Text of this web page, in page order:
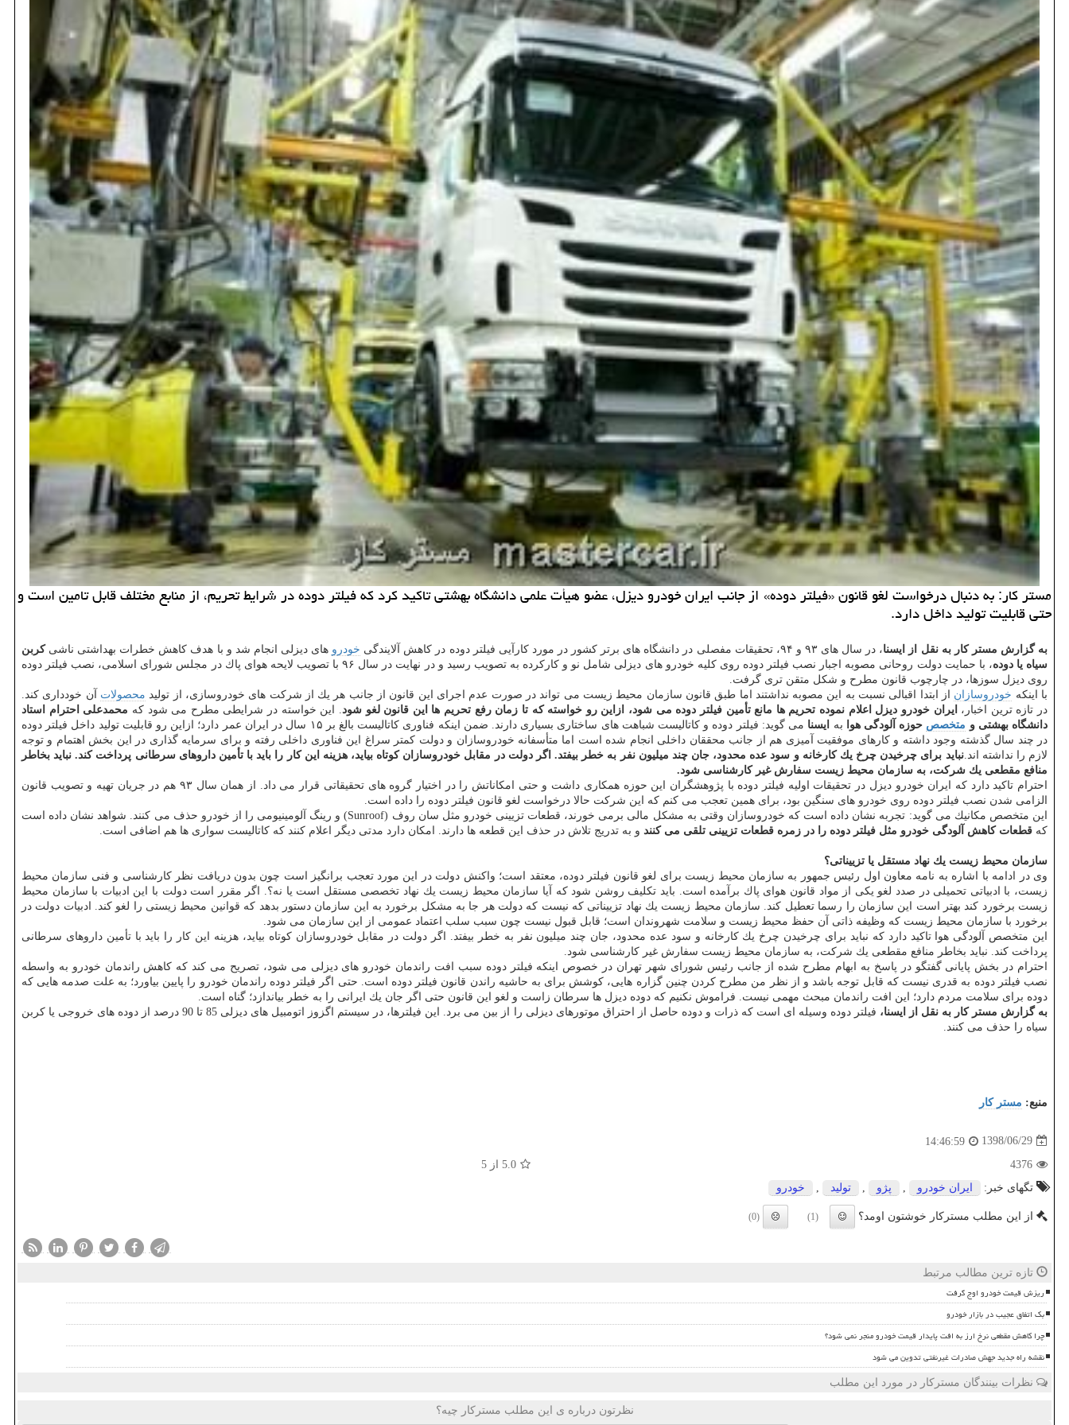
مستر كار: به دنبال درخواست لغو قانون «فیلتر دوده» از جانب ایران خودرو دیزل، عضو هیأت علمی دانشگاه بهشتی تاكید كرد كه فیلتر دوده در شرایط تحریم، از منابع مختلف قابل تامین است و
حتی قابلیت تولید داخل دارد.
به گزارش مستر كار به نقل از ایسنا، در سال های ۹۳ و ۹۴، تحقیقات مفصلی در دانشگاه های برتر كشور در مورد كارآیی فیلتر دوده در كاهش آلایندگی خودرو های دیزلی انجام شد و با هدف كاهش خطرات بهداشتی ناشیكربن
سیاه یا دوده
، با حمایت دولت روحانی مصوبه اجبار نصب فیلتر دوده روی كلیه خودرو های دیزلی شامل نو و كاركرده به تصویب رسید و در نهایت در سال ۹۶ با تصویب لایحه هوای پاك در مجلس شورای اسلامی، نصب فیلتر دوده
روی دیزل سوزها، در چارچوب قانون مطرح و شكل متقن تری گرفت.
با اینكه خودروسازان از ابتدا اقبالی نسبت به این مصوبه نداشتند اما طبق قانون سازمان محیط زیست می تواند در صورت عدم اجرای این قانون از جانب هر یك از شركت های خودروسازی، از تولید محصولات آن خودداری كند.
در تازه ترین اخبار، ایران خودرو دیزل اعلام نموده تحریم ها مانع تأمین فیلتر دوده می شود، ازاین رو خواسته كه تا زمان رفع تحریم ها این قانون لغو شود . این خواسته در شرایطی مطرح می شود كه محمدعلی احترام استاد
دانشگاه بهشتی و متخصص حوزه آلودگی هوا به ایسنا
می گوید: فیلتر دوده و كاتالیست شباهت های ساختاری بسیاری دارند. ضمن اینكه فناوری كاتالیست بالغ بر ۱۵ سال در ایران عمر دارد؛ ازاین رو قابلیت تولید داخل فیلتر دوده
در چند سال گذشته وجود داشته و كارهای موفقیت آمیزی هم از جانب محققان داخلی انجام شده است اما متأسفانه خودروسازان و دولت كمتر سراغ این فناوری داخلی رفته و برای سرمایه گذاری در این بخش اهتمام و توجه
لازم را نداشته اند.نباید برای چرخیدن چرخ یك كارخانه و سود عده محدود، جان چند میلیون نفر به خطر بیفتد. اگر دولت در مقابل خودروسازان كوتاه بیاید، هزینه این كار را باید با تأمین داروهای سرطانی پرداخت كند. نباید بخاطر
منافع مقطعی یك شركت، به سازمان محیط زیست سفارش غیر كارشناسی شود.
احترام تاكید دارد كه ایران خودرو دیزل در تحقیقات اولیه فیلتر دوده با پژوهشگران این حوزه همكاری داشت و حتی امكاناتش را در اختیار گروه های تحقیقاتی قرار می داد. از همان سال ۹۳ هم در جریان تهیه و تصویب قانون
الزامی شدن نصب فیلتر دوده روی خودرو های سنگین بود، برای همین تعجب می كنم كه این شركت حالا درخواست لغو قانون فیلتر دوده را داده است.
این متخصص مكانیك می گوید: تجربه نشان داده است كه خودروسازان وقتی به مشكل مالی برمی خورند، قطعات تزیینی خودرو مثل سان روف (Sunroof) و رینگ آلومینیومی را از خودرو حذف می كنند. شواهد نشان داده است
كه قطعات كاهش آلودگی خودرو مثل فیلتر دوده را در زمره قطعات تزیینی تلقی می كنند و به تدریج تلاش در حذف این قطعه ها دارند. امكان دارد مدتی دیگر اعلام كنند كه كاتالیست سواری ها هم اضافی است.
سازمان محیط زیست یك نهاد مستقل یا تزییناتی؟
وی در ادامه با اشاره به نامه معاون اول رئیس جمهور به سازمان محیط زیست برای لغو قانون فیلتر دوده، معتقد است؛ واكنش دولت در این مورد تعجب برانگیز است چون بدون دریافت نظر كارشناسی و فنی سازمان محیط
زیست، با ادبیاتی تحمیلی در صدد لغو یكی از مواد قانون هوای پاك برآمده است. باید تكلیف روشن شود كه آیا سازمان محیط زیست یك نهاد تخصصی مستقل است یا نه؟. اگر مقرر است دولت با این ادبیات با سازمان محیط
زیست برخورد كند بهتر است این سازمان را رسما تعطیل كند. سازمان محیط زیست یك نهاد تزییناتی كه نیست كه دولت هر جا به مشكل برخورد به این سازمان دستور بدهد كه قوانین محیط زیستی را لغو كند. ادبیات دولت در
برخورد با سازمان محیط زیست كه وظیفه ذاتی آن حفظ محیط زیست و سلامت شهروندان است؛ قابل قبول نیست چون سبب سلب اعتماد عمومی از این سازمان می شود.
این متخصص آلودگی هوا تاكید دارد كه نباید برای چرخیدن چرخ یك كارخانه و سود عده محدود، جان چند میلیون نفر به خطر بیفتد. اگر دولت در مقابل خودروسازان كوتاه بیاید، هزینه این كار را باید با تأمین داروهای سرطانی
پرداخت كند. نباید بخاطر منافع مقطعی یك شركت، به سازمان محیط زیست سفارش غیر كارشناسی شود.
احترام در بخش پایانی گفتگو در پاسخ به ابهام مطرح شده از جانب رئیس شورای شهر تهران در خصوص اینكه فیلتر دوده سبب افت راندمان خودرو های دیزلی می شود، تصریح می كند كه كاهش راندمان خودرو به واسطه
نصب فیلتر دوده به قدری نیست كه قابل توجه باشد و از نظر من مطرح كردن چنین گزاره هایی، كوشش برای به حاشیه راندن قانون فیلتر دوده است. حتی اگر فیلتر دوده راندمان خودرو را پایین بیاورد؛ به علت صدمه هایی كه
دوده برای سلامت مردم دارد؛ این افت راندمان مبحث مهمی نیست. فراموش نكنیم كه دوده دیزل ها سرطان زاست و لغو این قانون حتی اگر جان یك ایرانی را به خطر بیاندازد؛ گناه است.
به گزارش مستر كار به نقل از ایسنا،
فیلتر دوده وسیله ای است كه ذرات و دوده حاصل از احتراق موتورهای دیزلی را از بین می برد. این فیلترها، در سیستم اگزوز اتومبیل های دیزلی 85 تا 90 درصد از دوده های خروجی یا كربن
سیاه را حذف می كنند.
منبع: مستر كار
1398/06/29
14:46:59
4376
5.0 از 5
تگهای خبر:
ایران خودرو پژو تولید خودرو
از این مطلب مسترکار خوشتون اومد؟ (1)
(0)
تازه ترین مطالب مرتبط
ریزش قیمت خودرو اوج گرفت
بک اتفاق عجیب در بازار خودرو
چرا کاهش مقطعی نرخ ارز به افت پایدار قیمت خودرو منجر نمی شود؟
نقشه راه جدید جهش صادرات غیرنفتی تدوین می شود
نظرات بینندگان مسترکار در مورد این مطلب
نظرتون درباره ی این مطلب مسترکار چیه؟